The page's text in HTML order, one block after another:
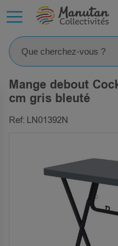
Mange debout
cm gris bleuté
Ref: LN01392N